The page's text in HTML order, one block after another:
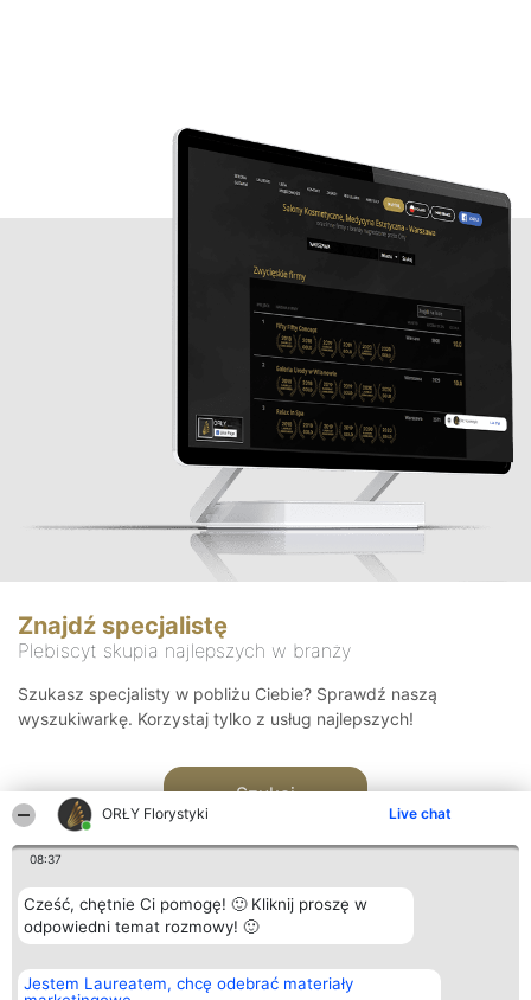
ORŁY Florystyki Live chat
08:37
Cześć, chętnie Ci pomogę! 🙂 Kliknij proszę w
odpowiedni temat rozmowy! 🙂
Jestem Laureatem, chcę odebrać materiały
Znajdź specjalistę
Plebiscyt skupia najlepszych w branży
Szukasz specjalisty w pobliżu Ciebie? Sprawdź naszą
wyszukiwarkę. Korzystaj tylko z usług najlepszych!
Szukaj
Organizator plebiscytu
Bright Side Solutions sp. z o.
Plebiscyt
Laureaci
Kontakt
Kontakt